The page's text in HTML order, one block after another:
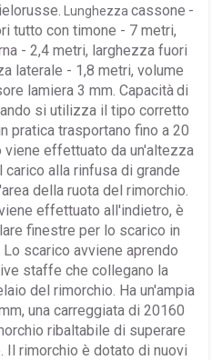
Lunghezza cassone -
tutto con timone - 7 metri,
- 2,4 metri, larghezza fuori
laterale - 1,8 metri, volume
lamiera 3 mm. Capacitàdi
si utilizza il tipo corretto
pratica trasportano fino a 20
viene effettuato da un'altezza
alla rinfusa di grande
della ruota del rimorchio.
effettuato all'indietro, è
finestre per lo scarico in
scarico avviene aprendo
staffe che collegano la
del rimorchio. Ha un'ampia
una carreggiata di 20160
ribaltabile di superare
Il rimorchio è dotato di nuovi